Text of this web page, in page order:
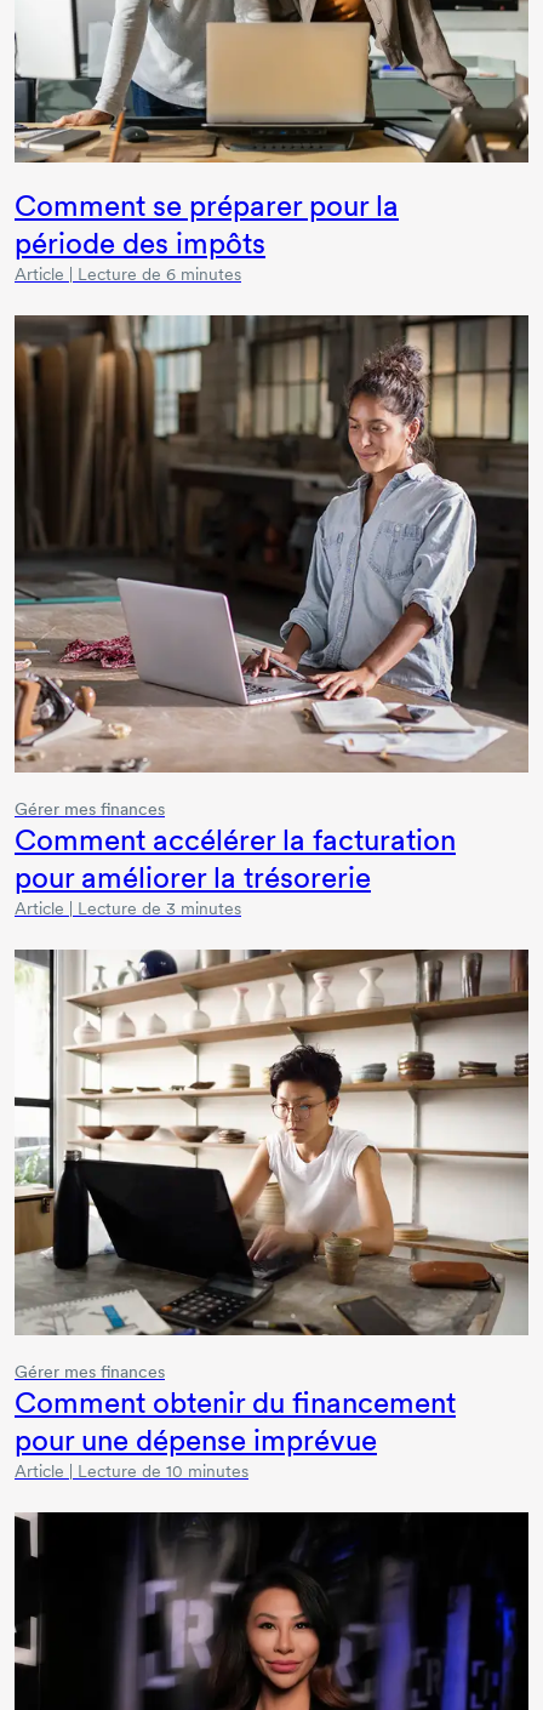
Comment se préparer pour la
période des impôts
Article | Lecture de 6 minutes
Gérer mes finances
Comment accélérer la facturation
pour améliorer la trésorerie
Article | Lecture de 3 minutes
Gérer mes finances
Comment obtenir du financement
pour une dépense imprévue
Article | Lecture de 10 minutes